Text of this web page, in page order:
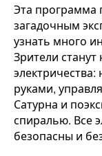
Эта программа
загадочным
узнать много
Зрители
руками,
Сатурна и
спиралью. Все
безопасны и